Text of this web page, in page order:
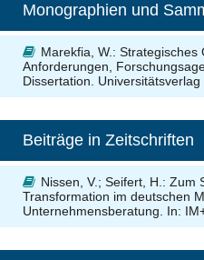
Monographien und
Marekfia, W. : Strategisches
Anforderungen,
Dissertation. Universitätsverlag
Beiträge in Zeitschriften
Nissen, V.; Seifert, H. : Zum
Transformation im deutschen
Unternehmensberatung. In: